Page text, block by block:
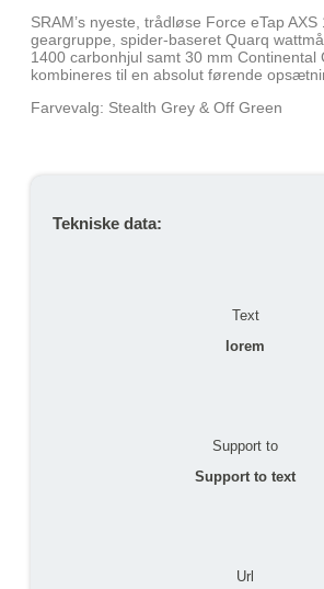
SRAM’s nyeste, trådløse Force eTap AXS
geargruppe, spider-baseret Quarq
1400 carbonhjul samt 30 mm
kombineres til en absolut førende
Farvevalg: Stealth Grey & Off Green
Tekniske data:
Text
lorem
Support to
Support to text
Url